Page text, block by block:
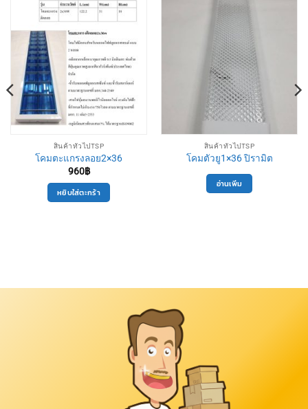
สินค้าทั่วไปTSP
โคมตะแกรงลอย2×36
960฿
หยิบใส่ตะกร้า
สินค้าทั่วไปTSP
โคมตัวยู1×36 ปิรามิต
อ่านเพิ่ม